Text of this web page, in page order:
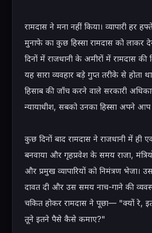
रामदास ने मना नहीं किया। व्यापारी हर
मुनाफे का कुछ हिस्सा रामदास को लाकर
दिनों में राजधानी के अमीरों में रामदास की
यह सारा व्यवहार बड़े गुप्त तरीके से होता
हिसाब की जाँच करने वाले सरकारी
न्यायाधीश, सबको उनका हिस्सा अपने आप
कुछ दिनों बाद रामदास ने राजधानी में ही
बनवाया और गृहप्रवेश के समय राजा,
और प्रमुख व्यापारियों को निमंत्रण भेजा।
दावत दी और उस समय नाच-गाने की
चकित होकर रामदास ने पूछा— "क्यों रे,
तूने इतने पैसे कैसे कमाए?"